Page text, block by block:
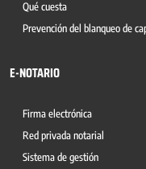
Qué cuesta
Prevención del blanqueo de
E-NOTARIO
Firma electrónica
Red privada notarial
Sistema de gestión